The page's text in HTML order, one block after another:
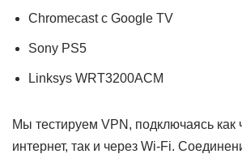
Chromecast с Google TV
Sony PS5
Linksys WRT3200ACM
Мы тестируем VPN, подключаясь как
интернет, так и через Wi-Fi.